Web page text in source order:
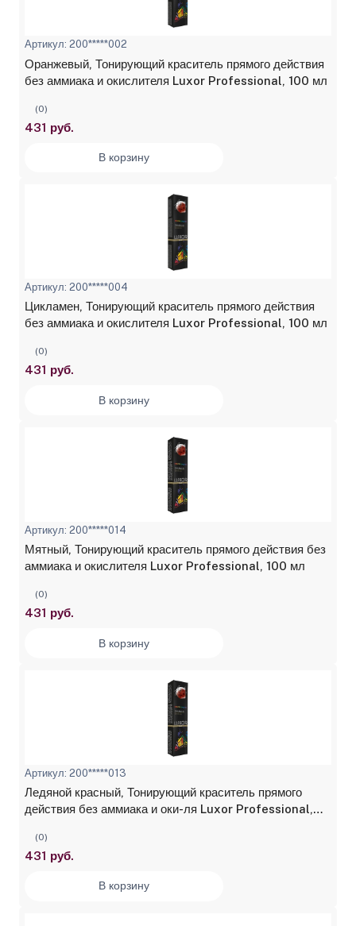
Артикул: 200*****002
Оранжевый, Тонирующий краситель прямого действия
без аммиака и окислителя Luxor Professional, 100 мл
(0)
431 руб.
В корзину
Артикул: 200*****004
Цикламен, Тонирующий краситель прямого действия
без аммиака и окислителя Luxor Professional, 100 мл
(0)
431 руб.
В корзину
Артикул: 200*****014
Мятный, Тонирующий краситель прямого действия без
аммиака и окислителя Luxor Professional, 100 мл
(0)
431 руб.
В корзину
Артикул: 200*****013
Ледяной красный, Тонирующий краситель прямого
действия без аммиака и оки-ля Luxor Professional,
(0)
431 руб.
В корзину